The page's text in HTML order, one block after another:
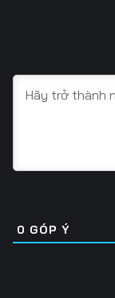
Tập 25
Tập 31
Tập 37
0 GÓP Ý